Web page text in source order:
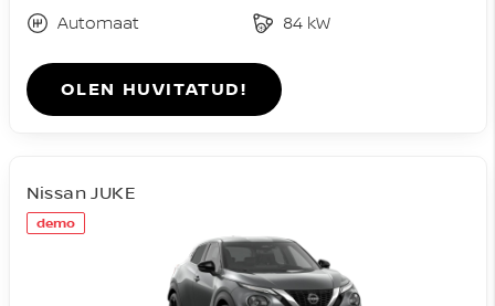
Automaat
84 kW
OLEN HUVITATUD!
demo
Nissan JUKE